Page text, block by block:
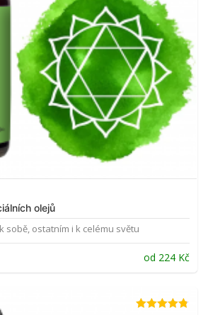
olejů
sobě, ostatním i k celému světu
od 224 Kč